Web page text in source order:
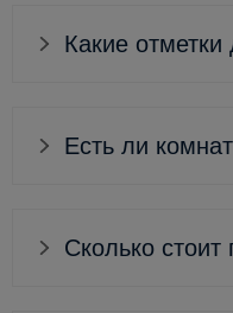
Какие
Есть ли
Сколько